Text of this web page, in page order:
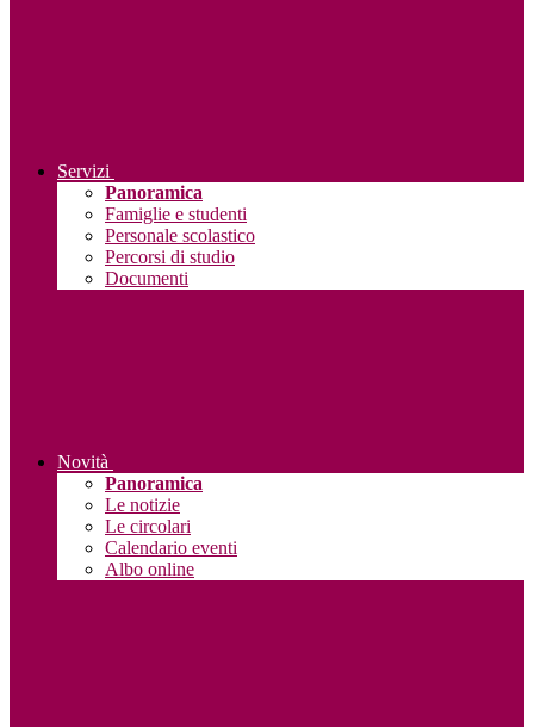
Servizi
Panoramica
Famiglie e studenti
Personale scolastico
Percorsi di studio
Documenti
Novità
Panoramica
Le notizie
Le circolari
Calendario eventi
Albo online